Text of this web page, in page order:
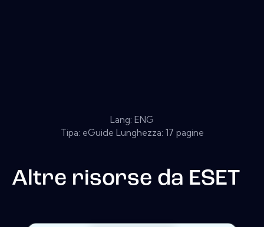
Lang: ENG
Tipa: eGuide Lunghezza: 17 pagine
Altre risorse da ESET